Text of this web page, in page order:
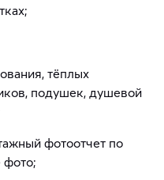
тёплых
подушек, душевой
фотоотчет по
фото;